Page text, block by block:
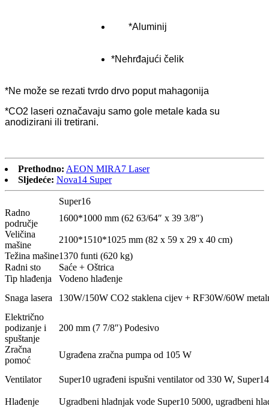
*Aluminij
*Nehrđajući čelik
*Ne može se rezati tvrdo drvo poput mahagonija
*CO2 laseri označavaju samo gole metale kada su
anodizirani ili tretirani.
Prethodno: AEON MIRA7 Laser
Sljedeće: Nova14 Super
Super16
Radno
područje
1600*1000 mm (62 63/64″ x 39 3/8″)
Veličina
mašine
2100*1510*1025 mm (82 x 59 x 29 x 40 cm)
Težina mašine1370 funti (620 kg)
Radni sto
Saće + Oštrica
Tip hlađenja
Vodeno hlađenje
Snaga lasera
130W/150W CO2 staklena cijev + RF30W/60W
Električno
podizanje i
spuštanje
200 mm (7 7/8″) Podesivo
Zračna
pomoć
Ugrađena zračna pumpa od 105 W
Ventilator Super10 ugrađeni ispušni ventilator od 330 W,
Hlađenje
Ugradbeni hladnjak vode Super10 5000, ugradbeni